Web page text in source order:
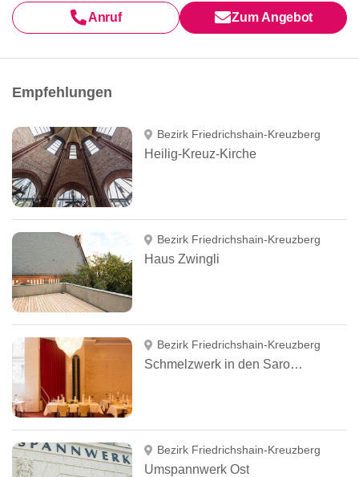
Anruf Zum Angebot
Empfehlungen
Bezirk Friedrichshain-Kreuzberg
Heilig-Kreuz-Kirche
Bezirk Friedrichshain-Kreuzberg
Haus Zwingli
Bezirk Friedrichshain-Kreuzberg
Schmelzwerk in den Sarottihöfen
Bezirk Friedrichshain-Kreuzberg
Umspannwerk Ost